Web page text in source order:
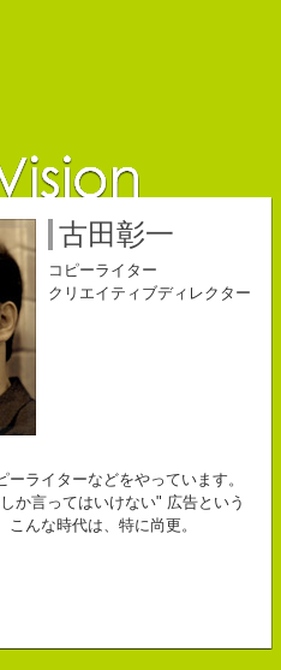
佐藤延夫
コピーライター
保持壮太郎
コピーライター
いうサイトがある。試しにやってみた。
いいます。
ナッツ」って呼ばれてるよ。
小山佳奈
コピーライター
れるしごとはとっても
すが、きょうもなんとか幸せに
なのかもしれません。
中村直史
コピーライター
ろです。
江口順也
コピーライター
です。
名雪祐平
コピーライター
クリエイティブディレクター
れる。
」
前だけは」
古田彰一
コピーライター
クリエイティブディレクター
ライターなどをやっています。
か言ってはいけない" 広告という
んな時代は、特に尚更。